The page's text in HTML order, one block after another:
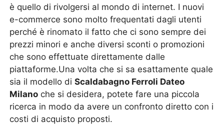
è quello di rivolgersi al mondo di internet. I nuovi
e-commerce sono molto frequentati dagli utenti
perché è rinomato il fatto che ci sono sempre dei
prezzi minori e anche diversi sconti o promozioni
che sono effettuate direttamente dalle
piattaforme.Una volta che si sa esattamente quale
sia il modello diScaldabagno Ferroli Dateo
Milano che si desidera, potete fare una piccola
ricerca in modo da avere un confronto diretto con i
costi di acquisto proposti.